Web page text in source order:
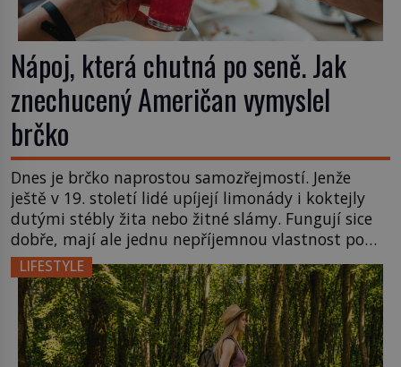
Nápoj, která chutná po seně. Jak
znechucený Američan vymyslel
brčko
Dnes je brčko naprostou samozřejmostí. Jenže
ještě v 19. století lidé upíjejí limonády i koktejly
dutými stébly žita nebo žitné slámy. Fungují sice
dobře, mají ale jednu nepříjemnou vlastnost po
chvíli se rozmáčejí a nápoji dodávají travnatou
příchuť. Právě tahle drobná nepříjemnost přivede
amerického výrobce cigaretových náustků k
nápadu, který změní způsob pití po celém […]
LIFESTYLE